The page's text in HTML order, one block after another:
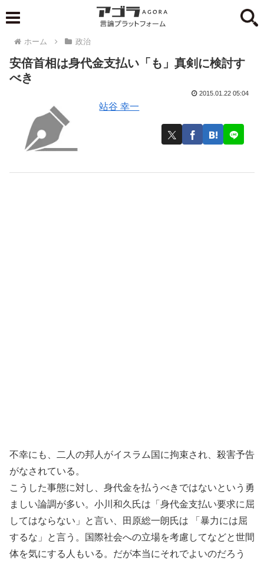
ホーム 政治
安倍首相は身代金支払い「も」真剣に検討す
べき
站谷 幸一
2015.01.22 05:04
不幸にも、二人の邦人がイスラム国に拘束され、殺害予告
がなされている。
こうした事態に対し、身代金を払うべきではないという勇
ましい論調が多い。小川和久氏は「身代金支払い要求に屈
してはならない」と言い、田原総一朗氏は 「暴力には屈
するな」と言う。国際社会への立場を考慮してなどと世間
体を気にする人もいる。だが本当にそれでよいのだろう